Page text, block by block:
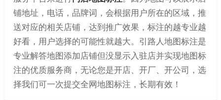
铺地址，电话，品牌词，会根据用户所在的区域，推
送对应的相关店铺，达到推广效果，标注的越专业越
好看，用户选择的可能性就越大。引路人地图标注是
专业解答地图添加店铺但没显示入驻店并实现地图标
注的优质服务商，无论您是开店、开厂、开公司，选
择我们可一次提交全网地图标注，长期有效！